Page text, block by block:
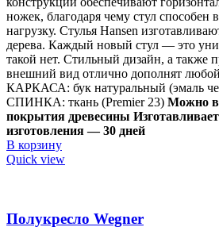
ножек, благодаря чему стул
нагрузку. Стулья Hansen
дерева. Каждый новый стул — это
такой нет. Стильный дизайн, а также
внешний вид отлично дополнят
КАРКАСА: бук натуральный (эмаль
СПИНКА: ткань (Premier 23) Можно
покрытия древесины
изготовления — 30 дней
В корзину
Quick view
Полукресло Wegner